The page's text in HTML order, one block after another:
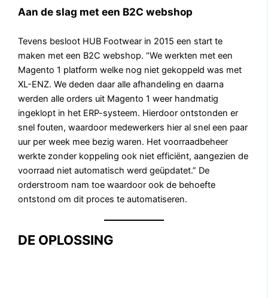
Aan de slag met een B2C webshop
Tevens besloot HUB Footwear in 2015 een start te
maken met een B2C webshop. “We werkten met een
Magento 1 platform welke nog niet gekoppeld was met
XL-ENZ. We deden daar alle afhandeling en daarna
werden alle orders uit Magento 1 weer handmatig
ingeklopt in het ERP-systeem. Hierdoor ontstonden er
snel fouten, waardoor medewerkers hier al snel een paar
uur per week mee bezig waren. Het voorraadbeheer
werkte zonder koppeling ook niet efficiënt, aangezien de
voorraad niet automatisch werd geüpdatet.” De
orderstroom nam toe waardoor ook de behoefte
ontstond om dit proces te automatiseren.
DE OPLOSSING